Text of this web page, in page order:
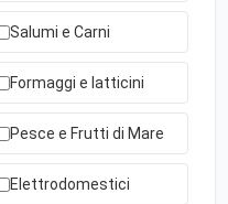
Salumi e Carni
Formaggi e latticini
Pesce e Frutti di Mare
Elettrodomestici